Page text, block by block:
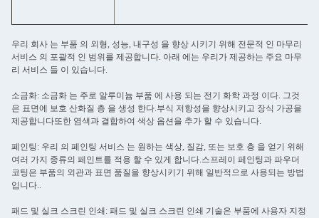
우리 회사 는 부품 의 외형, 성능, 내구성 을 향상 시키기 위해 전문적 인 마무리
서비스 의 포괄적 인 범위를 제공합니다. 아래 에는 우리가 제공하는 주요 마무
리 서비스 들 이 있습니다.
소금화: 소금화 는 주로 알루미늄 부품 에 사용 되는 전기 화학 과정 이다. 그것
은 표면에 보호 산화질 층 을 생성 한다.부식 저항성을 향상시키고 장식 가공을
제공합니다또한 염색과 결합하여 색상 옵션을 추가 할 수 있습니다.
페인팅: 우리 의 페인팅 서비스 는 원하는 색상, 질감, 또는 보호 층 을 얻기 위해
여러 가지 종류의 페인트를 적용 할 수 있게 합니다.스프레이 페인팅과 파우더
코팅은 부품의 외관과 표면 품질을 향상시키기 위해 일반적으로 사용되는 방법
입니다..
패드 및 실크 스크린 인쇄: 패드 및 실크 스크린 인쇄 기술은 부품에 사용자 지정